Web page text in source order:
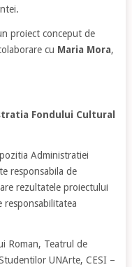
proiect conceput de
cu Maria Mora,
Fondului Cultural
Administratiei
responsabila de
rezultatele proiectului
Roman, Teatrul de
UNArte, CESI –